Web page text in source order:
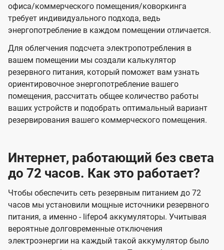
офиса/коммерческого помещения/коворкинга
требует индивидуального подхода, ведь
энергопотребление в каждом помещении отличается.
Для облегчения подсчета электропотребления в
вашем помещении мы создали калькулятор
резервного питания, который поможет вам узнать
ориентировочное энергопотребление вашего
помещения, рассчитать общее количество работы
ваших устройств и подобрать оптимальный вариант
резервирования вашего коммерческого помещения.
Интернет, работающий без света
до 72 часов. Как это работает?
Чтобы обеспечить сеть резервным питанием до 72
часов мы установили мощные источники резервного
питания, а именно - lifepo4 аккумуляторы. Учитывая
вероятные долговременные отключения
электроэнергии на каждый такой аккумулятор было